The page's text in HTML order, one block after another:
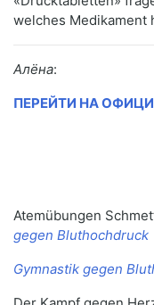
welches Medikament
Алёна:
ПЕРЕЙТИ НА
Atemübungen
gegen Bluthochdruck
Gymnastik gegen